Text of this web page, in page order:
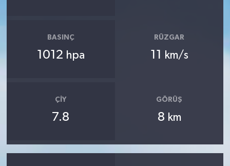
BASINÇ
1012 hpa
RÜZGAR
11 km/s
ÇIY
7.8
GÖRÜŞ
8 km